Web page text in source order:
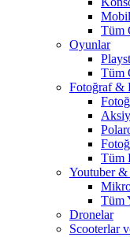
Tüm
Oyunlar
Tüm
Fotoğraf &
Tüm
Youtuber &
Tüm
Dronelar
Scooterlar